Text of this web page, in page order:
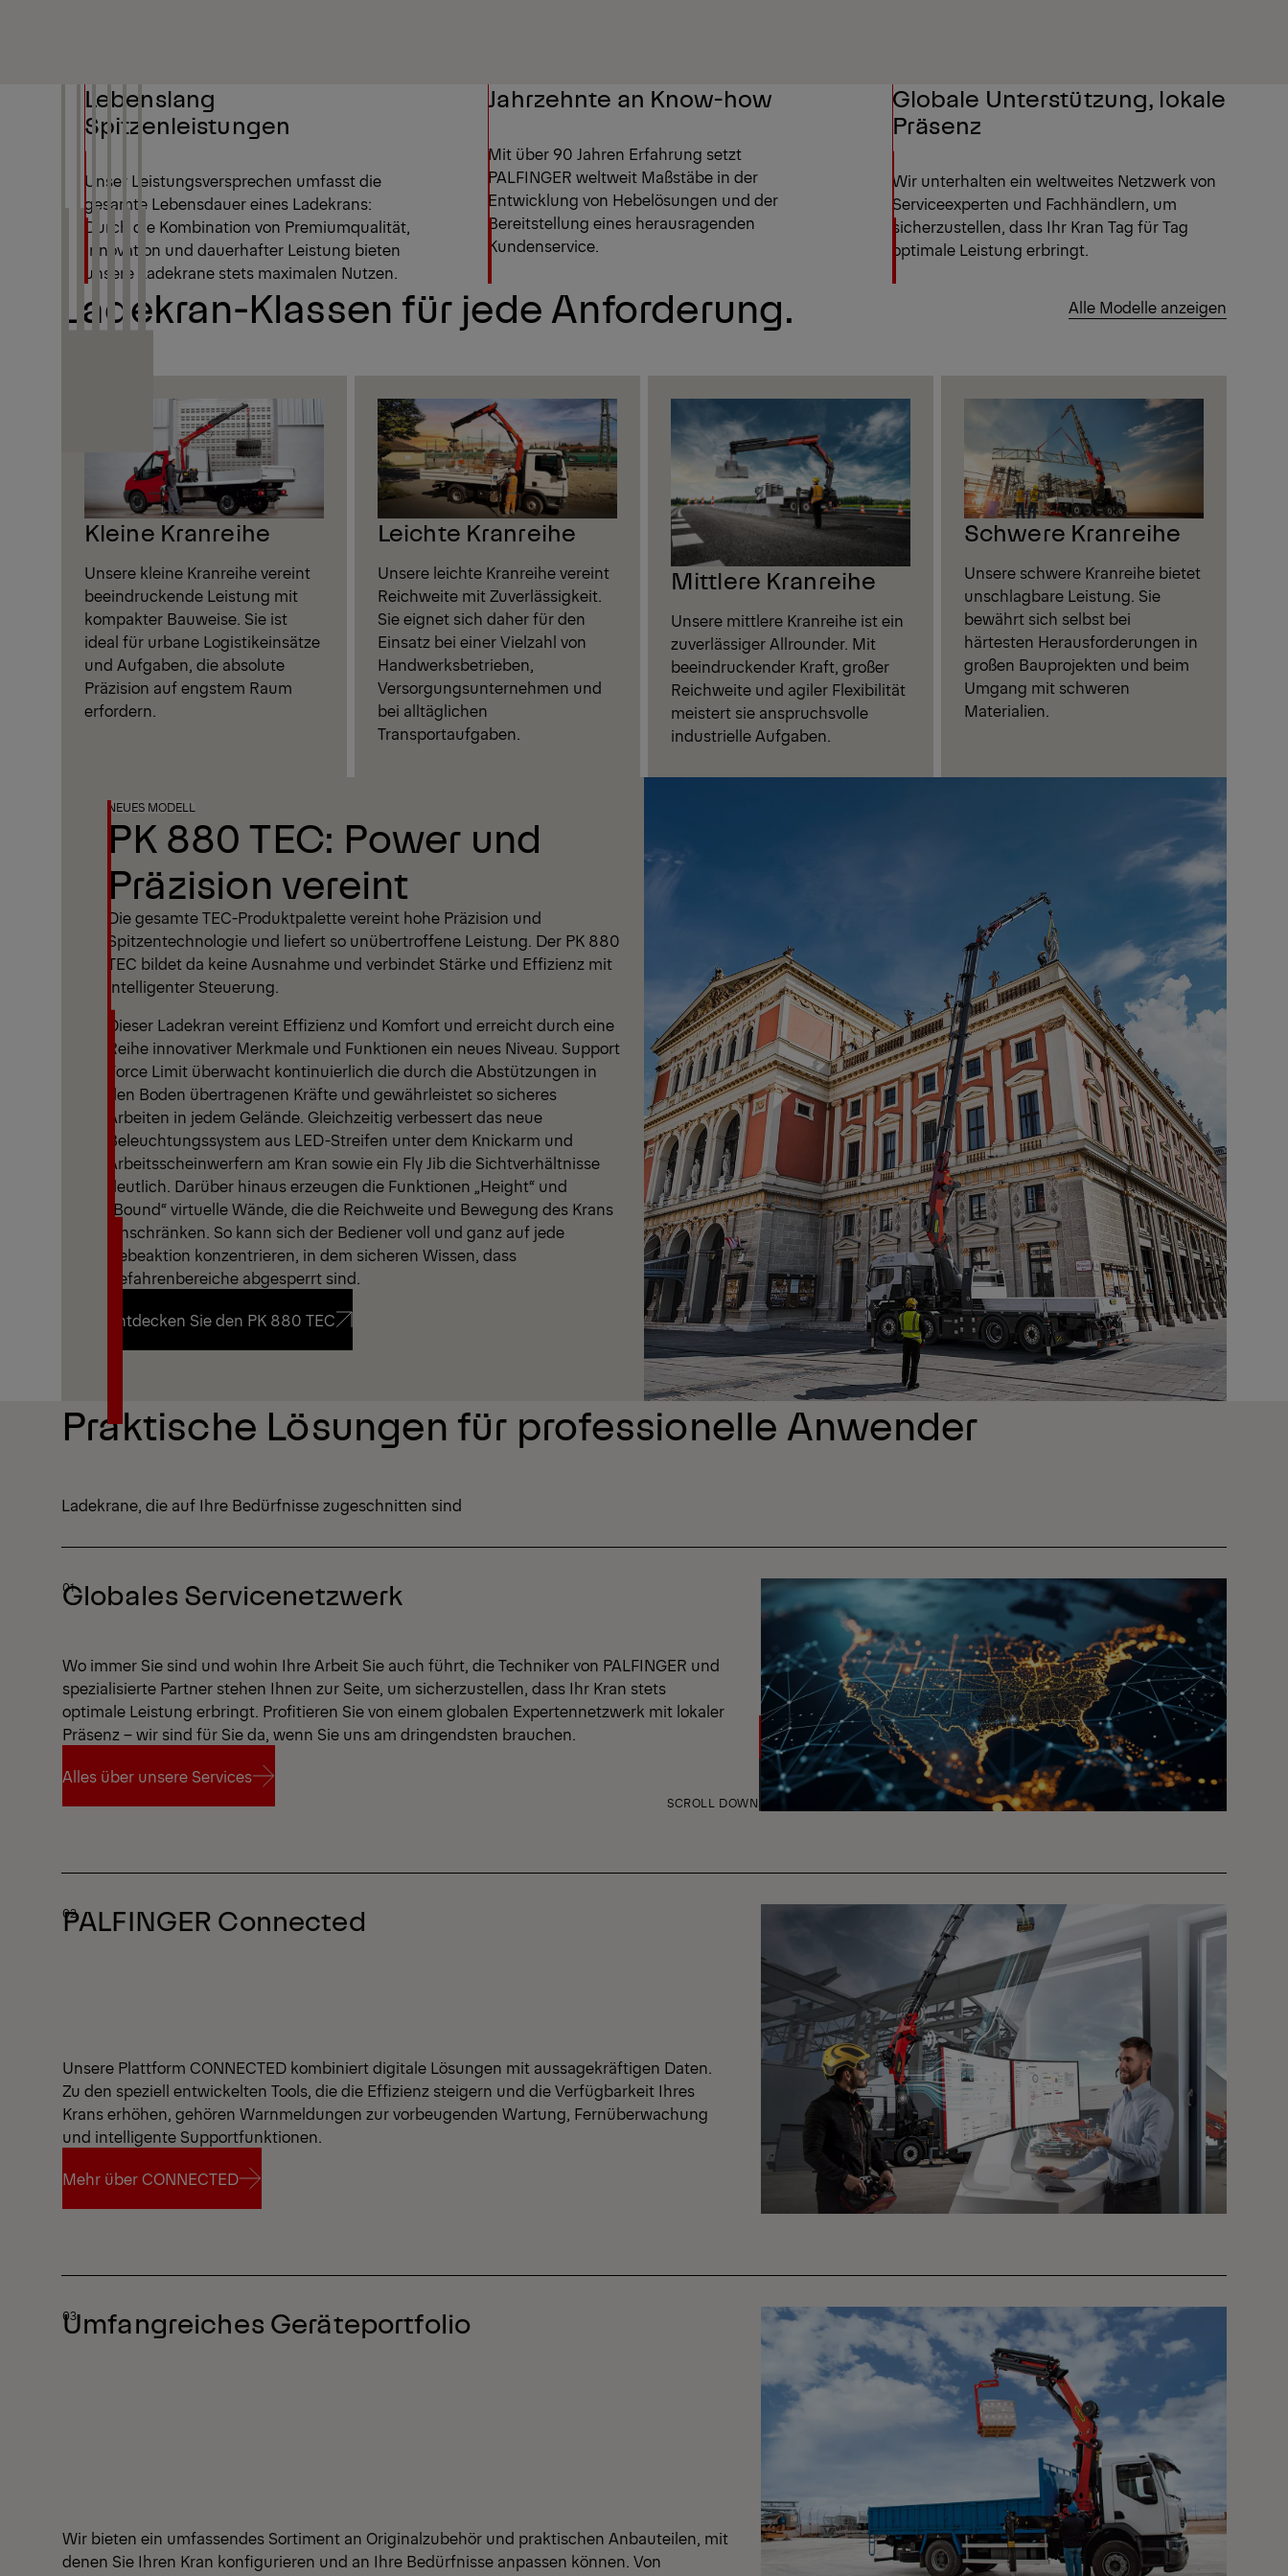
Lebenslang
Spitzenleistungen
Unser Leistungsversprechen umfasst die
gesamte Lebensdauer eines Ladekrans:
Durch die Kombination von Premiumqualität,
Innovation und dauerhafter Leistung bieten
unsere Ladekrane stets maximalen Nutzen.
Jahrzehnte an Know-how
Mit über 90 Jahren Erfahrung setzt
PALFINGER weltweit Maßstäbe in der
Entwicklung von Hebelösungen und der
Bereitstellung eines herausragenden
Kundenservice.
Globale Unterstützung, lokale
Präsenz
Wir unterhalten ein weltweites Netzwerk von
Serviceexperten und Fachhändlern, um
sicherzustellen, dass Ihr Kran Tag für Tag
optimale Leistung erbringt.
Ladekran-Klassen für jede Anforderung. Alle Modelle anzeigen
Kleine Kranreihe
Unsere kleine Kranreihe vereint
beeindruckende Leistung mit
kompakter Bauweise. Sie ist
ideal für urbane Logistikeinsätze
und Aufgaben, die absolute
Präzision auf engstem Raum
erfordern.
Leichte Kranreihe
Unsere leichte Kranreihe vereint
Reichweite mit Zuverlässigkeit.
Sie eignet sich daher für den
Einsatz bei einer Vielzahl von
Handwerksbetrieben,
Versorgungsunternehmen und
bei alltäglichen
Transportaufgaben.
Mittlere Kranreihe
Unsere mittlere Kranreihe ist ein
zuverlässiger Allrounder. Mit
beeindruckender Kraft, großer
Reichweite und agiler Flexibilität
meistert sie anspruchsvolle
industrielle Aufgaben.
Schwere Kranreihe
Unsere schwere Kranreihe bietet
unschlagbare Leistung. Sie
bewährt sich selbst bei
härtesten Herausforderungen in
großen Bauprojekten und beim
Umgang mit schweren
Materialien.
PK 880 TEC: Power und
Präzision vereint
NEUES MODELL
Die gesamte TEC-Produktpalette vereint hohe Präzision und
Spitzentechnologie und liefert so unübertroffene Leistung. Der PK 880
TEC bildet da keine Ausnahme und verbindet Stärke und Effizienz mit
intelligenter Steuerung.
Dieser Ladekran vereint Effizienz und Komfort und erreicht durch eine
Reihe innovativer Merkmale und Funktionen ein neues Niveau. Support
Force Limit überwacht kontinuierlich die durch die Abstützungen in
den Boden übertragenen Kräfte und gewährleistet so sicheres
Arbeiten in jedem Gelände. Gleichzeitig verbessert das neue
Beleuchtungssystem aus LED-Streifen unter dem Knickarm und
Arbeitsscheinwerfern am Kran sowie ein Fly Jib die Sichtverhältnisse
deutlich. Darüber hinaus erzeugen die Funktionen „Height“ und
„Bound“ virtuelle Wände, die die Reichweite und Bewegung des Krans
einschränken. So kann sich der Bediener voll und ganz auf jede
Hebeaktion konzentrieren, in dem sicheren Wissen, dass
Gefahrenbereiche abgesperrt sind.
Entdecken Sie den PK 880 TEC
Praktische Lösungen für professionelle Anwender
Ladekrane, die auf Ihre Bedürfnisse zugeschnitten sind
Globales Servicenetzwerk
Wo immer Sie sind und wohin Ihre Arbeit Sie auch führt, die Techniker von PALFINGER und
spezialisierte Partner stehen Ihnen zur Seite, um sicherzustellen, dass Ihr Kran stets
optimale Leistung erbringt. Profitieren Sie von einem globalen Expertennetzwerk mit lokaler
Präsenz – wir sind für Sie da, wenn Sie uns am dringendsten brauchen.
Alles über unsere Services
SCROLL DOWN
PALFINGER Connected
Unsere Plattform CONNECTED kombiniert digitale Lösungen mit aussagekräftigen Daten.
Zu den speziell entwickelten Tools, die die Effizienz steigern und die Verfügbarkeit Ihres
Krans erhöhen, gehören Warnmeldungen zur vorbeugenden Wartung, Fernüberwachung
und intelligente Supportfunktionen.
Mehr über CONNECTED
Umfangreiches Geräteportfolio
Wir bieten ein umfassendes Sortiment an Originalzubehör und praktischen Anbauteilen, mit
denen Sie Ihren Kran konfigurieren und an Ihre Bedürfnisse anpassen können. Von